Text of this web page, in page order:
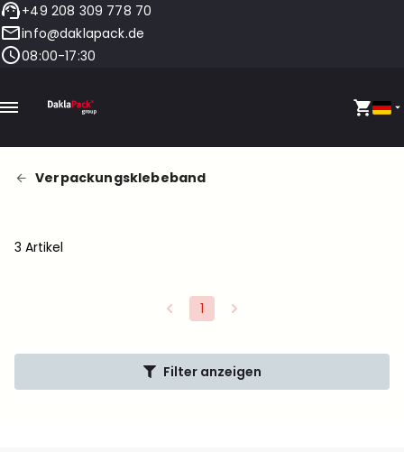
+49 208 309 778 70
info@daklapack.de
08:00-17:30
Verpackungsklebeband
3 Artikel
1
Filter anzeigen